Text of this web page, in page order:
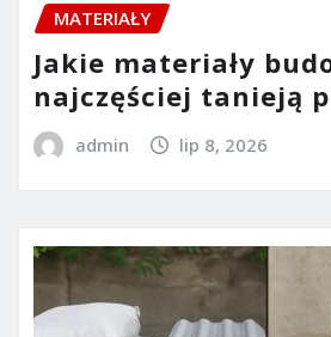
MATERIAŁY
Jakie materiały
najczęściej tanieją
admin lip 8, 2026